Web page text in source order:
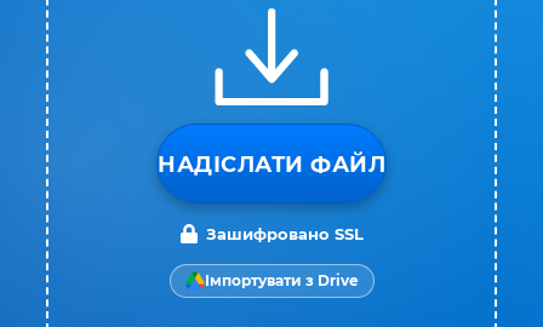
НАДІСЛАТИ ФАЙЛ
Зашифровано SSL
Імпортувати з Drive